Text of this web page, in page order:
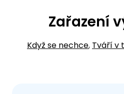
Zařazení
Když se nechce, Tváří v